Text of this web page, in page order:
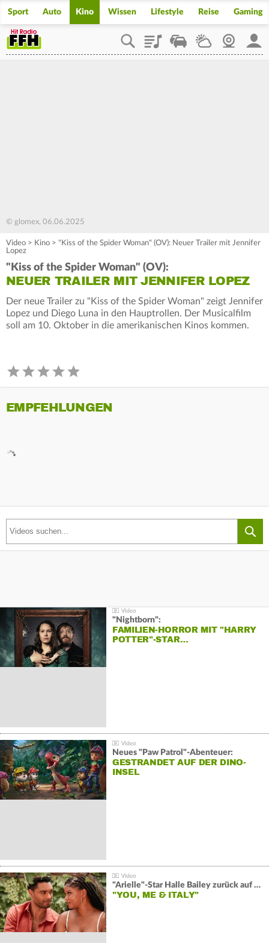
Sport Auto Kino Wissen Lifestyle Reise Gaming
PlaylistStaupilotWetterWebcam
© glomex, 06.06.2025
Video > Kino > "Kiss of the Spider Woman" (OV): Neuer Trailer mit Jennifer
Lopez
"Kiss of the Spider Woman" (OV):
NEUER TRAILER MIT JENNIFER LOPEZ
Der neue Trailer zu "Kiss of the Spider Woman" zeigt Jennifer
Lopez und Diego Luna in den Hauptrollen. Der Musicalfilm
soll am 10. Oktober in die amerikanischen Kinos kommen.
EMPFEHLUNGEN
"Nightborn":
FAMILIEN-HORROR MIT "HARRY
POTTER"-STAR…
Neues "Paw Patrol"-Abenteuer:
GESTRANDET AUF DER DINO-
INSEL
"Arielle"-Star Halle Bailey zurück auf der Leinwand:
"YOU, ME & ITALY"